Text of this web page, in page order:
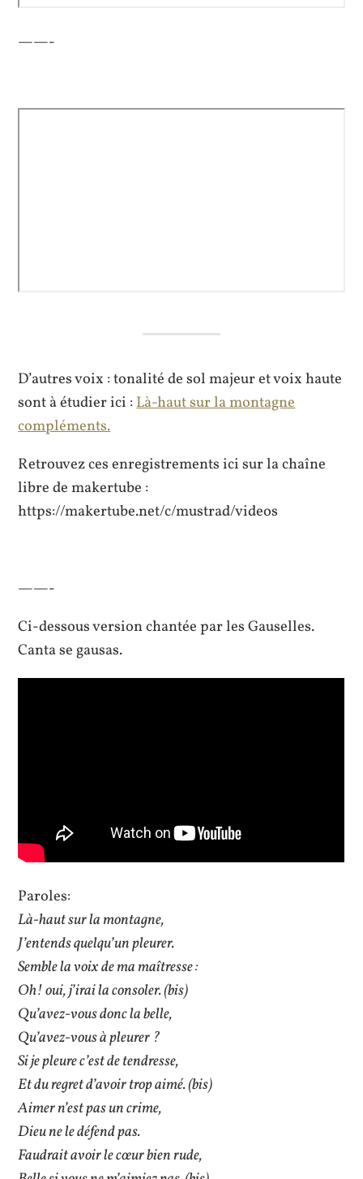
——-
D’autres voix : tonalité de sol majeur et voix haute
sont à étudier ici :Là-haut sur la montagne
compléments.
Retrouvez ces enregistrements ici sur la chaîne
libre de makertube :
https://makertube.net/c/mustrad/videos
——-
Ci-dessous version chantée par les Gauselles.
Canta se gausas.
Paroles:
Là-haut sur la montagne,
J’entends quelqu’un pleurer.
Semble la voix de ma maîtresse :
Oh! oui, j’irai la consoler. (bis)
Qu’avez-vous donc la belle,
Qu’avez-vous à pleurer ?
Si je pleure c’est de tendresse,
Et du regret d’avoir trop aimé. (bis)
Aimer n’est pas un crime,
Dieu ne le défend pas.
Faudrait avoir le cœur bien rude,